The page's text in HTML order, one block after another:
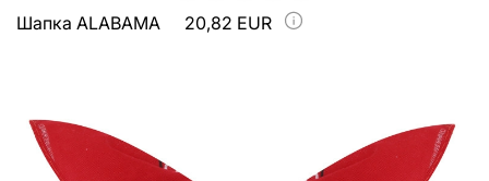
Шапка ALABAMA 20,82 EUR